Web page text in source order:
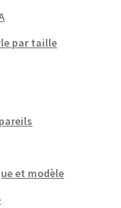
par taille
et modèle